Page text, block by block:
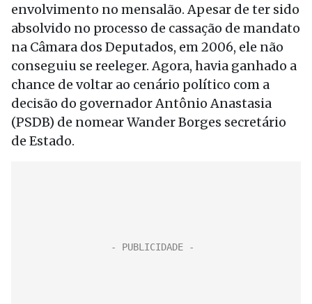
envolvimento no mensalão. Apesar de ter sido
absolvido no processo de cassação de mandato
na Câmara dos Deputados, em 2006, ele não
conseguiu se reeleger. Agora, havia ganhado a
chance de voltar ao cenário político com a
decisão do governador Antônio Anastasia
(PSDB) de nomear Wander Borges secretário
de Estado.